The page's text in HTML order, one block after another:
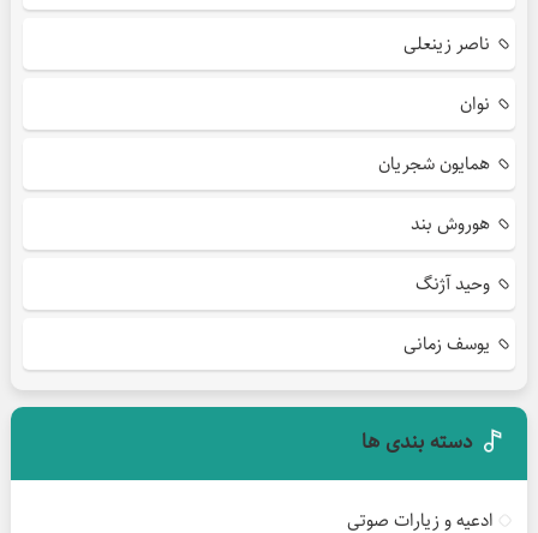
ناصر زینعلی
نوان
همایون شجریان
هوروش بند
وحید آژنگ
یوسف زمانی
دسته بندی ها
ادعیه و زیارات صوتی